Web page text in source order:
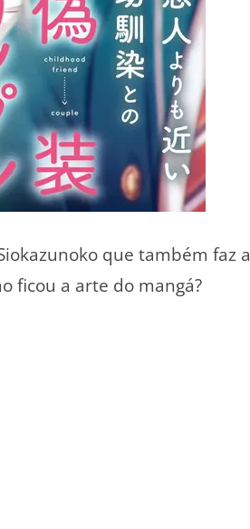
que também faz a
ficou a arte do mangá?